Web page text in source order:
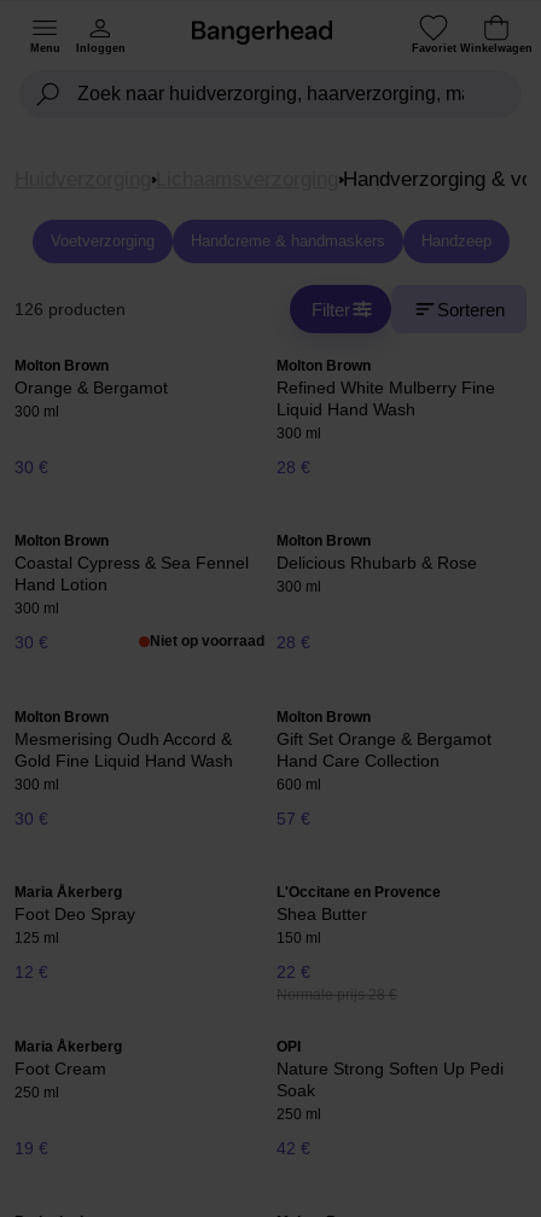
Menu Inloggen Favoriet Winkelwagen
Lichaamsverzorging Handverzorging &
Voetverzorging Handcreme & handmaskers Handzeep
126 producten Filter Sorteren
Molton Brown
Orange & Bergamot
300 ml
30 €
Molton Brown
Refined White Mulberry Fine
Liquid Hand Wash
300 ml
28 €
Molton Brown
Coastal Cypress & Sea Fennel
Hand Lotion
300 ml
30 € Niet op voorraad
Molton Brown
Delicious Rhubarb & Rose
300 ml
28 €
Molton Brown
Mesmerising Oudh Accord &
Gold Fine Liquid Hand Wash
300 ml
30 €
Molton Brown
Gift Set Orange & Bergamot
Hand Care Collection
600 ml
57 €
Maria Åkerberg
Foot Deo Spray
125 ml
12 €
L'Occitane en Provence
Shea Butter
150 ml
22 €
Normale prijs 28 €
Maria Åkerberg
Foot Cream
250 ml
19 €
OPI
Nature Strong Soften Up Pedi
Soak
250 ml
42 €